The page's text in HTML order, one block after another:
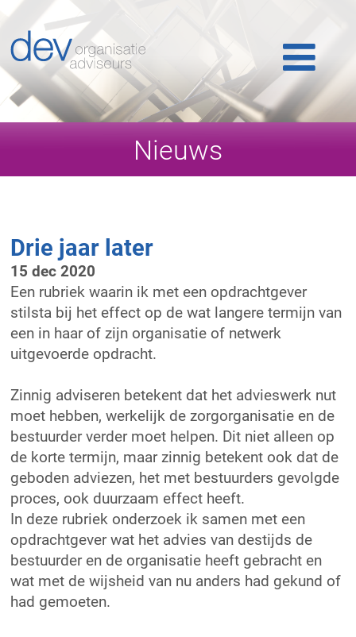
Nieuws
Drie jaar later
15 dec 2020
Een rubriek waarin ik met een opdrachtgever
stilsta bij het effect op de wat langere termijn van
een in haar of zijn organisatie of netwerk
uitgevoerde opdracht.
Zinnig adviseren betekent dat het advieswerk nut
moet hebben, werkelijk de zorgorganisatie en de
bestuurder verder moet helpen. Dit niet alleen op
de korte termijn, maar zinnig betekent ook dat de
geboden adviezen, het met bestuurders gevolgde
proces, ook duurzaam effect heeft.
In deze rubriek onderzoek ik samen met een
opdrachtgever wat het advies van destijds de
bestuurder en de organisatie heeft gebracht en
wat met de wijsheid van nu anders had gekund of
had gemoeten.
Home
Ons werk
Ons team
Publicaties
Contact